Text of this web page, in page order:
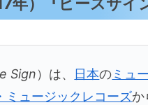
Sign）は、 日本のミュ
ミュージックレコーズか